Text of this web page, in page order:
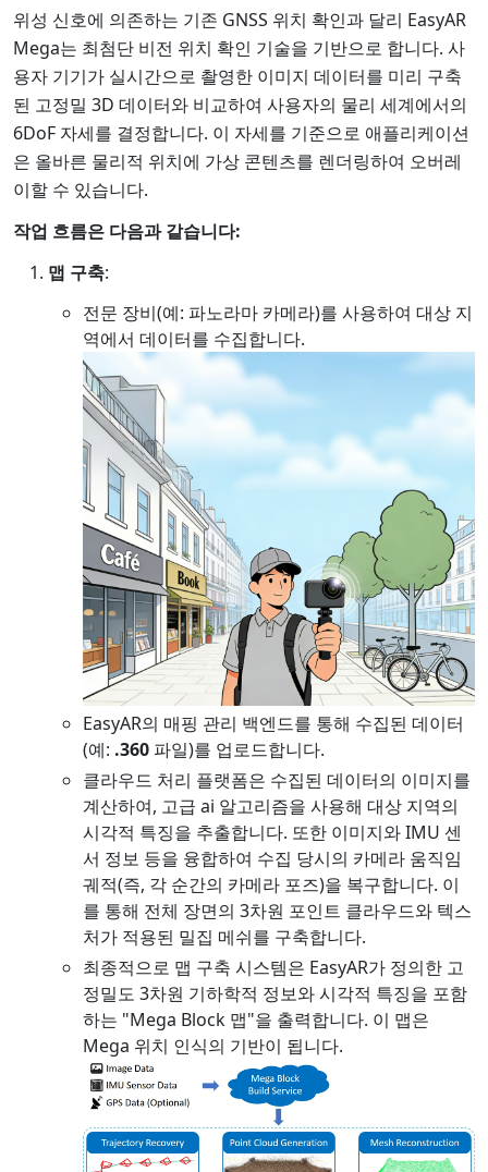
위성 신호에 의존하는 기존 GNSS 위치 확인과 달리 EasyAR
Mega는 최첨단 비전 위치 확인 기술을 기반으로 합니다. 사
용자 기기가 실시간으로 촬영한 이미지 데이터를 미리 구축
된 고정밀 3D 데이터와 비교하여 사용자의 물리 세계에서의
6DoF 자세를 결정합니다. 이 자세를 기준으로 애플리케이션
은 올바른 물리적 위치에 가상 콘텐츠를 렌더링하여 오버레
이할 수 있습니다.
작업 흐름은 다음과 같습니다:
맵 구축:
전문 장비(예: 파노라마 카메라)를 사용하여 대상 지
역에서 데이터를 수집합니다.
EasyAR의 매핑 관리 백엔드를 통해 수집된 데이터
(예: .360 파일)를 업로드합니다.
클라우드 처리 플랫폼은 수집된 데이터의 이미지를
계산하여, 고급 ai 알고리즘을 사용해 대상 지역의
시각적 특징을 추출합니다. 또한 이미지와 IMU 센
서 정보 등을 융합하여 수집 당시의 카메라 움직임
궤적(즉, 각 순간의 카메라 포즈)을 복구합니다. 이
를 통해 전체 장면의 3차원 포인트 클라우드와 텍스
처가 적용된 밀집 메쉬를 구축합니다.
최종적으로 맵 구축 시스템은 EasyAR가 정의한 고
정밀도 3차원 기하학적 정보와 시각적 특징을 포함
하는 "Mega Block 맵"을 출력합니다. 이 맵은
Mega 위치 인식의 기반이 됩니다.